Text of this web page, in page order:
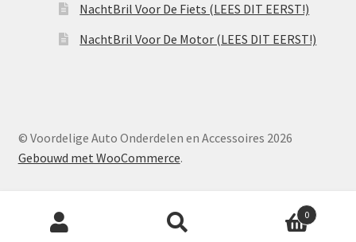
NachtBril Voor De Fiets (LEES DIT EERST!)
NachtBril Voor De Motor (LEES DIT EERST!)
© Voordelige Auto Onderdelen en Accessoires 2026
Gebouwd met WooCommerce.
Producten
zoeken
0